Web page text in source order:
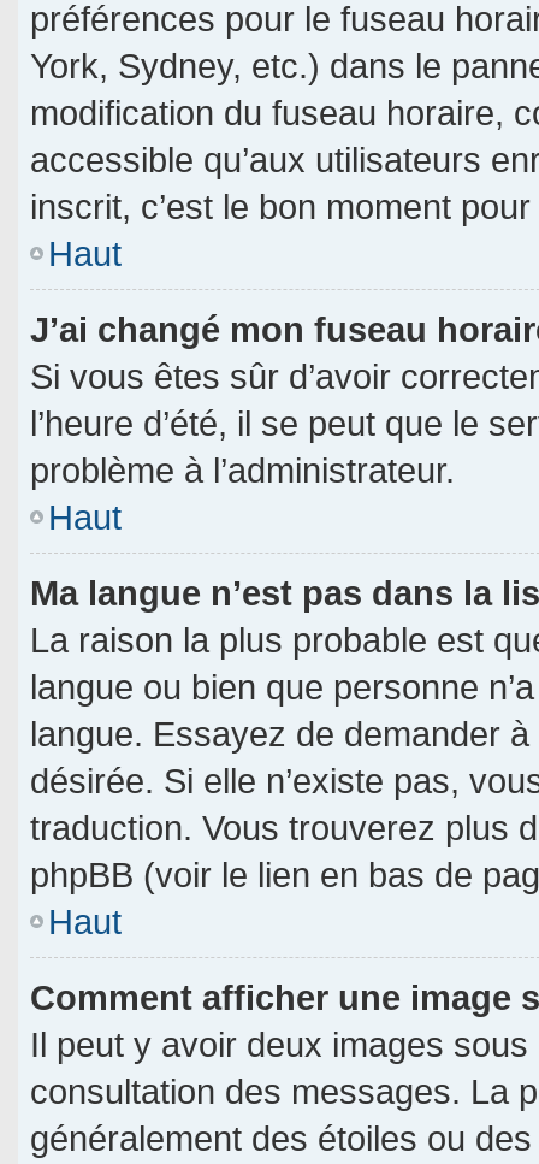
préférences pour le fuseau
York, Sydney, etc.) dans le
modification du fuseau horaire,
accessible qu’aux utilisateurs
inscrit, c’est le bon moment
Haut
J’ai changé mon fuseau
Si vous êtes sûr d’avoir
l’heure d’été, il se peut que le
problème à l’administrateur.
Haut
Ma langue n’est pas dans la
La raison la plus probable est
langue ou bien que personne
langue. Essayez de demander à
désirée. Si elle n’existe pas,
traduction. Vous trouverez plus
phpBB (voir le lien en bas de
Haut
Comment afficher une image
Il peut y avoir deux images
consultation des messages. La
généralement des étoiles ou